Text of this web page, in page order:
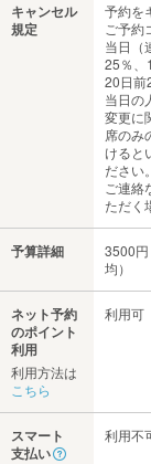
キャンセル
規定
予約を
ご予約
当日（
25％、
20日前
当日の
変更に
席のみ
けると
ださい。
ご連
ただく
予算詳細
3500
均）
ネット予約
のポイント
利用
利用方法は
こちら
利用可
スマート
支払い
利用不